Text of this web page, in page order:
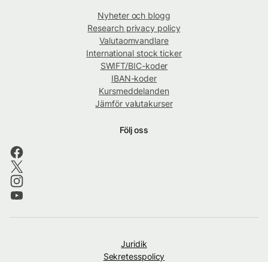
Nyheter och blogg
Research privacy policy
Valutaomvandlare
International stock ticker
SWIFT/BIC-koder
IBAN-koder
Kursmeddelanden
Jämför valutakurser
Följ oss
Juridik
Sekretesspolicy